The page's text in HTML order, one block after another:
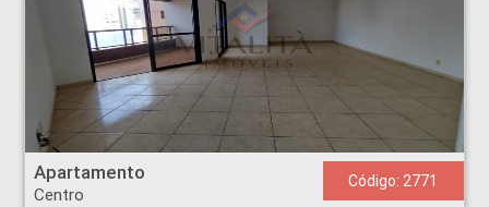
Apartamento - Centro - Ribeirão Preto
Apartamento
Centro
Código: 2771